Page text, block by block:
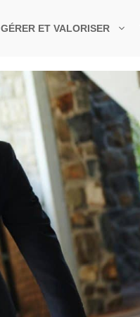
GÉRER ET VALORISER